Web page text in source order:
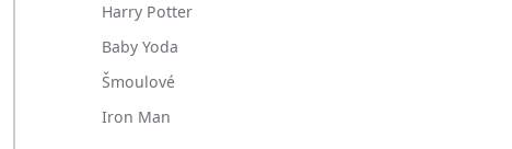
Harry Potter
Baby Yoda
Šmoulové
Iron Man